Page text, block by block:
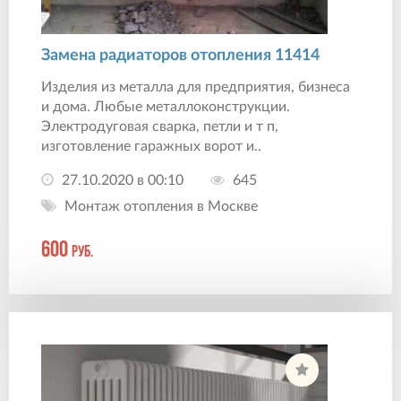
Замена радиаторов отопления 11414
Изделия из металла для предприятия, бизнеса
и дома. Любые металлоконструкции.
Электродуговая сварка, петли и т п,
изготовление гаражных ворот и..
27.10.2020 в 00:10
645
Монтаж отопления в Москве
600 руб.